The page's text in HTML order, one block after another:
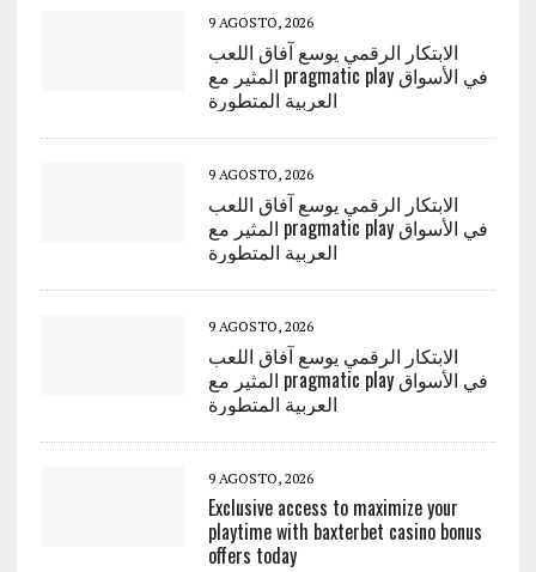
9 AGOSTO, 2026
الابتكار الرقمي يوسع آفاق اللعب
المثير مع pragmatic play في الأسواق
العربية المتطورة
9 AGOSTO, 2026
الابتكار الرقمي يوسع آفاق اللعب
المثير مع pragmatic play في الأسواق
العربية المتطورة
9 AGOSTO, 2026
الابتكار الرقمي يوسع آفاق اللعب
المثير مع pragmatic play في الأسواق
العربية المتطورة
9 AGOSTO, 2026
Exclusive access to maximize your
playtime with baxterbet casino bonus
offers today